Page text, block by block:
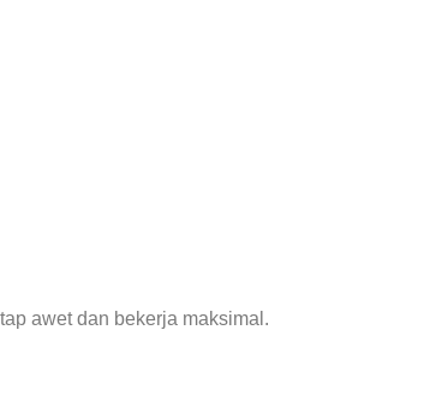
awet dan bekerja maksimal.